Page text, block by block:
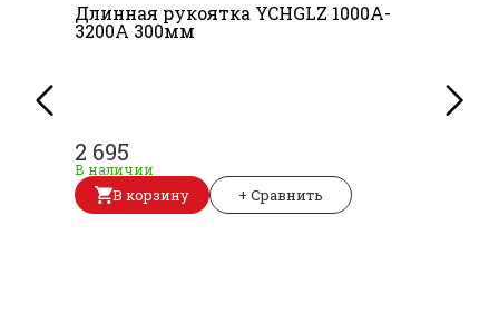
Длинная рукоятка YCHGLZ 1000A-
3200A 300мм
2 695
В наличии
В корзину + Сравнить